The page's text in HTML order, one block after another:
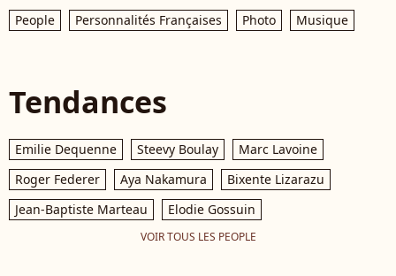
People Personnalités Françaises Photo Musique
Tendances
Emilie Dequenne Steevy Boulay
Marc Lavoine
Roger Federer
Aya Nakamura
Bixente Lizarazu
Jean-Baptiste Marteau
Elodie Gossuin
VOIR TOUS LES PEOPLE